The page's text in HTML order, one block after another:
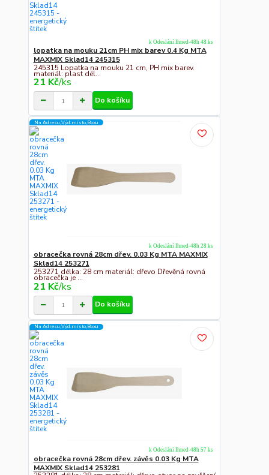
lopatka na mouku 21cm PH mix barev 0.4 Kg MTA
MAXMIX Sklad14 245315
245315 Lopatka na mouku 21 cm, PH mix barev.
materiál: plast dél...
21 Kč/ks
k Odeslání Ihned-48h 48 ks
Do košíku
Na Adresu,Výd.místo,Boxu
obracečka rovná 28cm dřev. 0.03 Kg MTA MAXMIX
Sklad14 253271
253271 délka: 28 cm materiál: dřevo Dřevěná rovná
obracečka je ...
21 Kč/ks
k Odeslání Ihned-48h 28 ks
Do košíku
Na Adresu,Výd.místo,Boxu
obracečka rovná 28cm dřev. závěs 0.03 Kg MTA
MAXMIX Sklad14 253281
k Odeslání Ihned-48h 57 ks